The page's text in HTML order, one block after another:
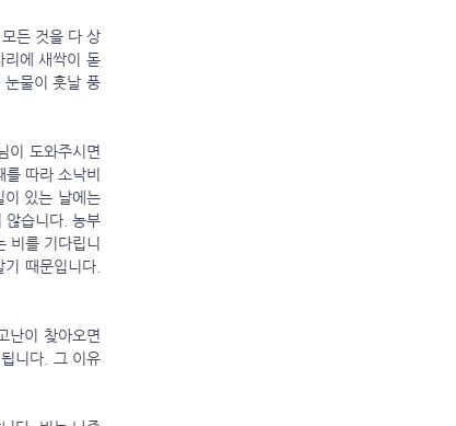
리에 새싹이 돋
눈물이 훗날 풍
따라 소낙비
있는 날에는
않습니다. 농부
비를 기다립니
때문입니다.
니다. 그 이유